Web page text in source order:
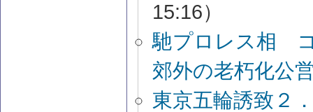
15:16）
馳プロレス相
郊外の老朽化公
東京五輪誘致２